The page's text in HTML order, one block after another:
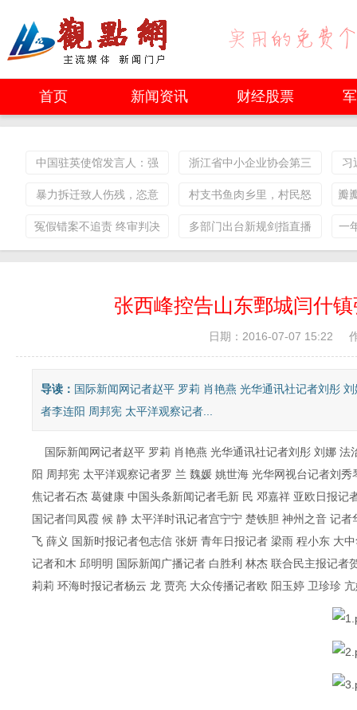
首页 新闻资讯 财经股票
中国驻英使馆发言人：强
浙江省中小企业协会第三
习
暴力拆迁致人伤残，恣意
村支书鱼肉乡里，村民怒
瓣
冤假错案不追责 终审判决
不执行 违法再审
多部门出台新规剑指直播
带货乱象 未来监管只会更
一
张西峰控告山东鄄城闫什
日期：2016-07-07 15:22
导读： 国际新闻网记者赵平 罗莉 肖艳燕 光华通讯社记者刘彤
者李连阳 周邦宪 太平洋观察记者...
国际新闻网记者赵平 罗莉 肖艳燕 光华通讯社记者刘彤 刘娜 法
阳 周邦宪 太平洋观察记者罗 兰 魏媛 姚世海 光华网视台记者刘
焦记者石杰 葛健康 中国头条新闻记者毛新 民 邓嘉祥 亚欧日报
国记者闫凤霞 候 静 太平洋时讯记者宫宁宁 楚铁胆 神州之音 记
飞 薛义 国新时报记者包志信 张妍 青年日报记者 梁雨 程小东 大
记者和木 邱明明 国际新闻广播记者 白胜利 林杰 联合民主报记
莉莉 环海时报记者杨云 龙 贾亮 大众传播记者欧 阳玉婷 卫珍珍